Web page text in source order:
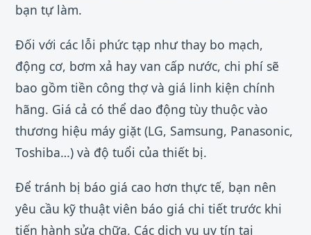
bạn tự làm.
Đối với các lỗi phức tạp như thay bo mạch,
động cơ, bơm xả hay van cấp nước, chi phí sẽ
bao gồm tiền công thợ và giá linh kiện chính
hãng. Giá cả có thể dao động tùy thuộc vào
thương hiệu máy giặt (LG, Samsung, Panasonic,
Toshiba…) và độ tuổi của thiết bị.
Để tránh bị báo giá cao hơn thực tế, bạn nên
yêu cầu kỹ thuật viên báo giá chi tiết trước khi
tiến hành sửa chữa. Các dịch vụ uy tín tại